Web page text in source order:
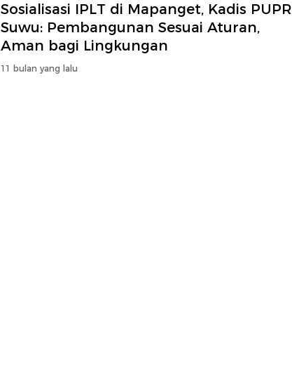
Sosialisasi IPLT di Mapanget, Kadis PUPR
Suwu: Pembangunan Sesuai Aturan,
Aman bagi Lingkungan
11 bulan yang lalu